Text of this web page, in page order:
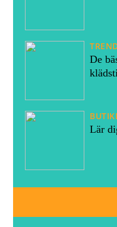
De
Lär